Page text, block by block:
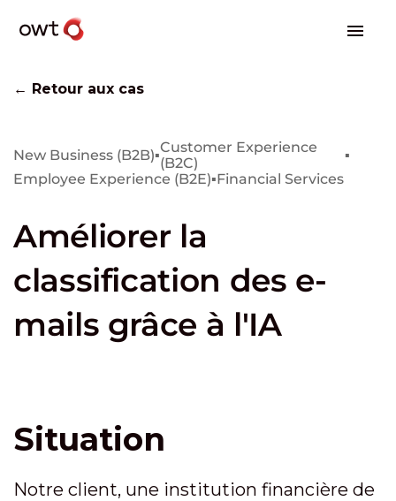
← Retour aux cas
New Business (B2B)▪Customer Experience
(B2C)
▪
Employee Experience (B2E)▪Financial Services
Améliorer la
classification des e-
mails grâce à l'IA
Situation
Notre client, une institution financière de